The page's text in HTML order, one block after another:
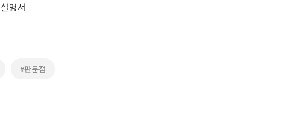
명서
#판문점